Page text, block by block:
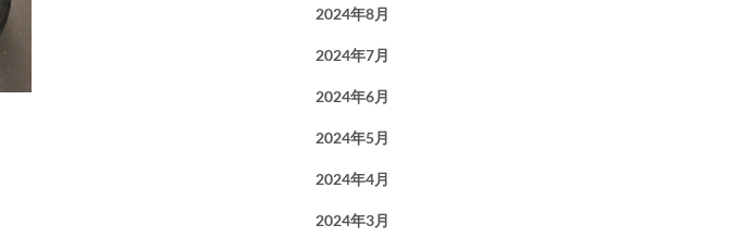
2024年8月
2024年7月
2024年6月
2024年5月
2024年4月
2024年3月